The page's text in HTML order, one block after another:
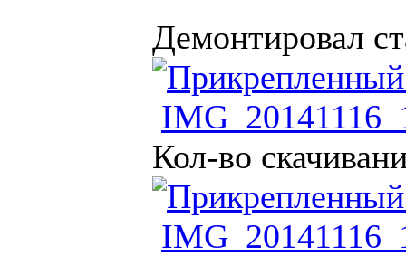
Демонтировал
Кол-во